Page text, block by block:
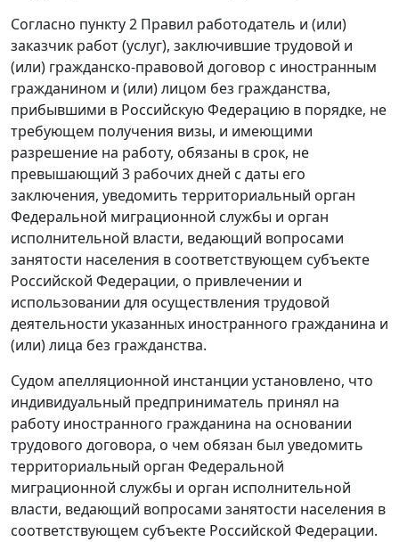
Согласно пункту 2 Правил работодатель и (или)
заказчик работ (услуг), заключившие трудовой и
(или) гражданско-правовой договор с иностранным
гражданином и (или) лицом без гражданства,
прибывшими в Российскую Федерацию в порядке, не
требующем получения визы, и имеющими
разрешение на работу, обязаны в срок, не
превышающий 3 рабочих дней с даты его
заключения, уведомить территориальный орган
Федеральной миграционной службы и орган
исполнительной власти, ведающий вопросами
занятости населения в соответствующем субъекте
Российской Федерации, о привлечении и
использовании для осуществления трудовой
деятельности указанных иностранного гражданина и
(или) лица без гражданства.
Судом апелляционной инстанции установлено, что
индивидуальный предприниматель принял на
работу иностранного гражданина на основании
трудового договора, о чем обязан был уведомить
территориальный орган Федеральной
миграционной службы и орган исполнительной
власти, ведающий вопросами занятости населения в
соответствующем субъекте Российской Федерации.